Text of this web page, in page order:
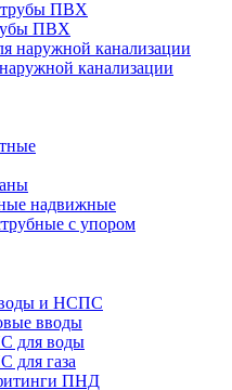
ПВХ
канализации
надвижные
с упором
и НСПС
вводы
для воды
для газа